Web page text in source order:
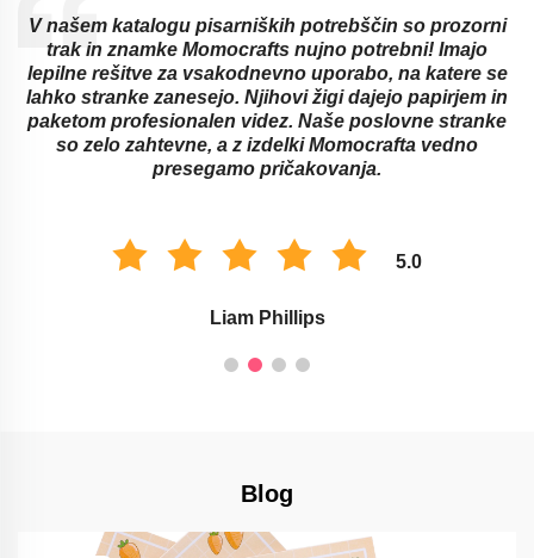
V našem katalogu pisarniških potrebščin so prozorni
trak in znamke Momocrafts nujno potrebni! Imajo
lepilne rešitve za vsakodnevno uporabo, na katere se
lahko stranke zanesejo. Njihovi žigi dajejo papirjem in
paketom profesionalen videz. Naše poslovne stranke
so zelo zahtevne, a z izdelki Momocrafta vedno
presegamo pričakovanja.
5.0
Liam Phillips
Blog